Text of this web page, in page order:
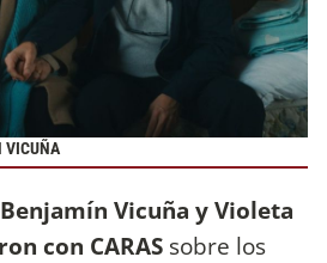
VICUÑA
Benjamín Vicuña y Violeta
con CARAS sobre los